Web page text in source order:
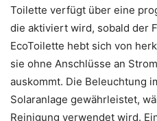
Toilette verfügt über eine
die aktiviert wird, sobald der
EcoToilette hebt sich von
sie ohne Anschlüsse an
auskommt. Die Beleuchtung
Solaranlage gewährleistet,
Reinigung verwendet wird.